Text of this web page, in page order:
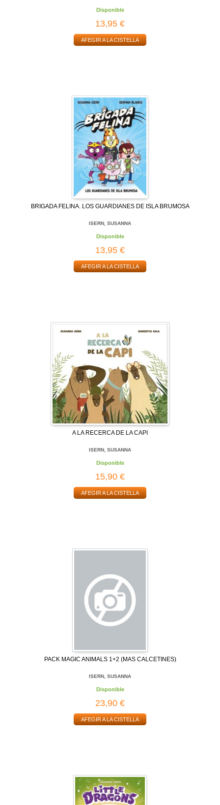
Disponible
13,95 €
AFEGIR A LA CISTELLA
BRIGADA FELINA. LOS GUARDIANES DE ISLA BRUMOSA
ISERN, SUSANNA
Disponible
13,95 €
AFEGIR A LA CISTELLA
A LA RECERCA DE LA CAPI
ISERN, SUSANNA
Disponible
15,90 €
AFEGIR A LA CISTELLA
PACK MAGIC ANIMALS 1+2 (MAS CALCETINES)
ISERN, SUSANNA
Disponible
23,90 €
AFEGIR A LA CISTELLA